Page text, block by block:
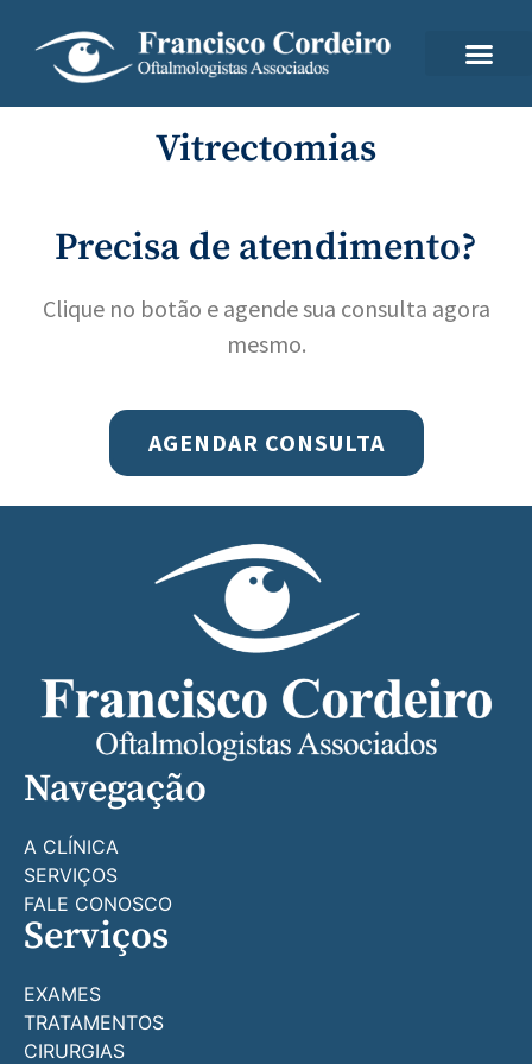
Vitrectomias
Precisa de atendimento?
Clique no botão e agende sua consulta agora
mesmo.
AGENDAR CONSULTA
Navegação
A CLÍNICA
SERVIÇOS
FALE CONOSCO
Serviços
EXAMES
TRATAMENTOS
CIRURGIAS